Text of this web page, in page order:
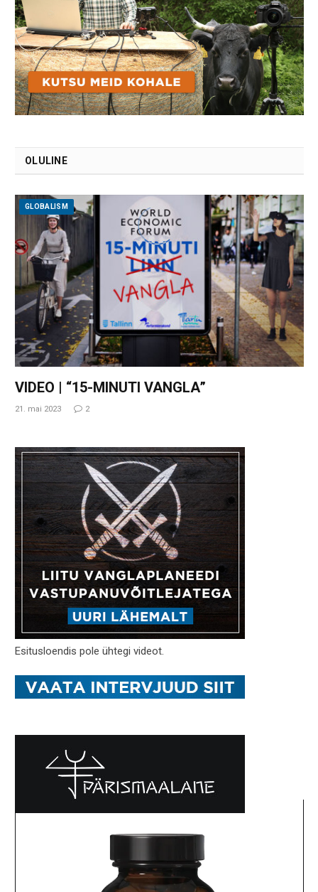
OLULINE
GLOBALISM
VIDEO | “15-MINUTI VANGLA”
21. mai 2023 2
Esitusloendis pole ühtegi videot.